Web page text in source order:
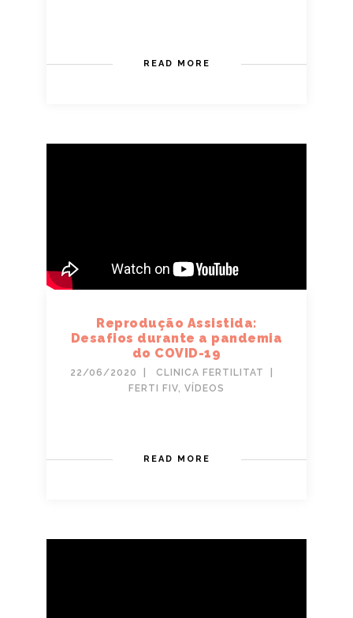
READ MORE
Reprodução Assistida:
Desafios durante a pandemia
do COVID-19
22/06/2020
CLINICA FERTILITAT
FERTI FIV VÍDEOS
READ MORE